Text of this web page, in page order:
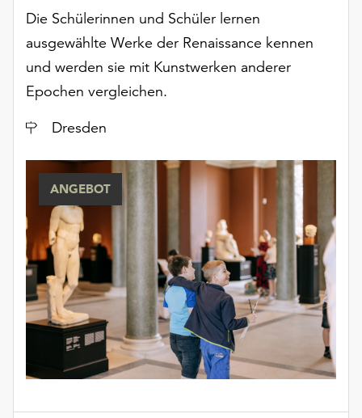
ausgeführt.
Möchten
Sie
die
Cookies
erreichen
Einstellungen
über
die
Schaltfläche
„Auswählen“.
Weitere
Informationen
Sie
Die Schülerinnen und Schüler lernen
ausgewählte Werke der Renaissance kennen
und werden sie mit Kunstwerken anderer
Epochen vergleichen.
Ort
Dresden
ANGEBOT